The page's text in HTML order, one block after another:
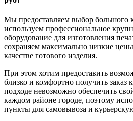
Мы предоставляем выбор большого
используем профессиональное
оборудование для изготовления
сохраняем максимально низкие
качестве готового изделия.
При этом хотим предоставить
близко и комфортно получить заказ
подходе невозможно обеспечить
каждом районе городе, поэтому
пункты для самовывоза и